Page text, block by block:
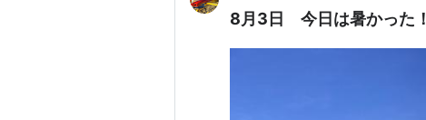
8月3日 今日は暑かった！